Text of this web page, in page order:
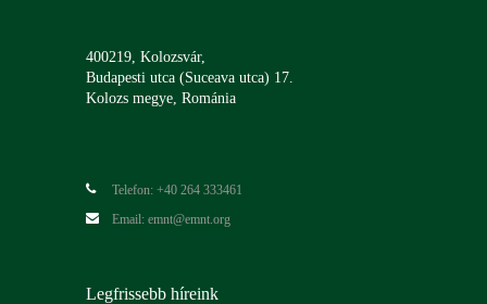
400219, Kolozsvár,
Budapesti utca (Suceava utca) 17.
Kolozs megye, Románia
Telefon: +40 264 333461
Email: emnt@emnt.org
Legfrissebb híreink